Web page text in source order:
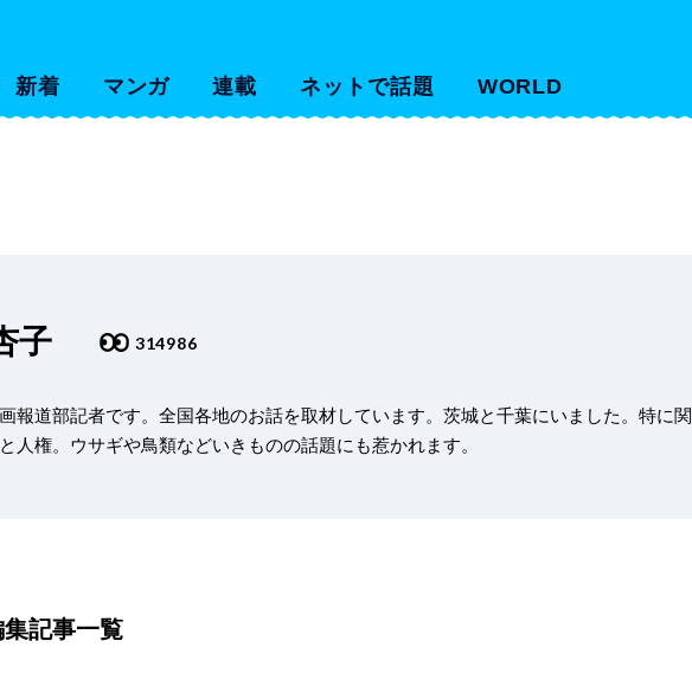
新着 マンガ 連載 ネットで話題 WORLD
子 314986
報道部記者です。全国各地のお話を取材しています。茨城と千葉にいました。特に関
人権。ウサギや鳥類などいきものの話題にも惹かれます。
記事一覧